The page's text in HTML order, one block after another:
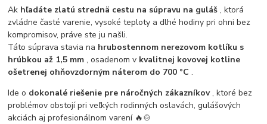
Ak hľadáte zlatú strednä cestu na súpravu na guláš , ktorá
zvládne časté varenie, vysoké teploty a dlhé hodiny pri ohni bez
kompromisov, práve ste ju našli.
Táto súprava stavia na hrubostennom nerezovom kotlíku s
hrúbkou až 1,5 mm , osadenom v kvalitnej kovovej kotline
ošetrenej ohňovzdorným náterom do 700 °C .
Ide o dokonalé riešenie pre náročných zákazníkov, ktoré bez
problémov obstojí pri veľkých rodinných oslavách, gulášových
akciách aj profesionálnom varení 🔥🍲